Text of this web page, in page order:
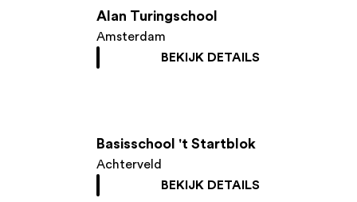
Alan Turingschool
Amsterdam
BEKIJK DETAILS
Basisschool 't Startblok
Achterveld
BEKIJK DETAILS